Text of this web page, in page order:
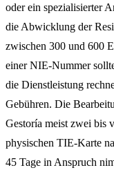
oder ein spezialisierter
die Abwicklung der
zwischen 300 und 600
einer NIE-Nummer
die Dienstleistung
Gebühren. Die
Gestoría meist zwei bis
physischen TIE-Karte
45 Tage in Anspruch